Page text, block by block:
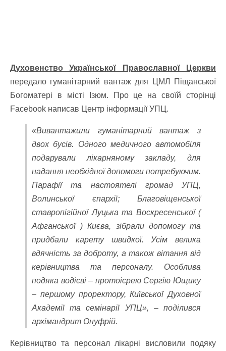
Духовенство Української Православної Церкви
передало гуманітарний вантаж для ЦМЛ Піщанської
Богоматері в місті Ізюм. Про це на своїй сторінці
Facebook написав Центр інформації УПЦ.
«Вивантажили гуманітарний вантаж з
двох бусів. Одного медичного автомобіля
подарували лікарняному закладу, для
надання необхідної допомоги потребуючим.
Парафії та настоятелі громад УПЦ,
Волинської єпархії; Благовіщенської
ставропігійної Луцька та Воскресенської (
Афганської ) Києва, зібрали допомогу та
придбали карету швидкої. Усім велика
вдячність за доброту, а також вітання від
керівництва та персоналу. Особлива
подяка водієві – протоієрею Сергію Ющику
– першому проректору, Київської Духовної
Академії та семінарії УПЦ», – поділився
архімандрит Онуфрій.
Керівництво та персонал лікарні висловили подяку